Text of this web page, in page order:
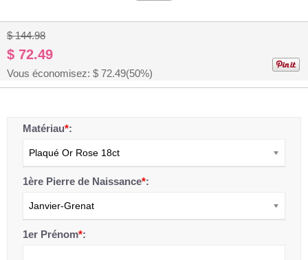
$ 144.98
$ 72.49
Vous économisez: $ 72.49(50%)
Matériau*:
Plaqué Or Rose 18ct
1ère Pierre de Naissance*:
Janvier-Grenat
1er Prénom*: